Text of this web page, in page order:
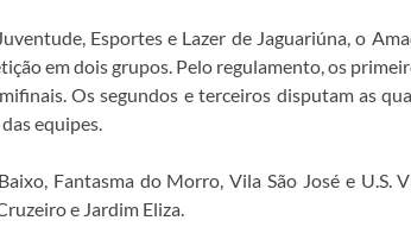
Esportes e Lazer de Jaguariúna, o
em dois grupos. Pelo regulamento, os
Os segundos e terceiros disputam as
equipes.
Fantasma do Morro, Vila São José e U.S.
e Jardim Eliza.